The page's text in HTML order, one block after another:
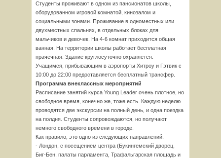
Студенты проживают в одном из пансионатов школы,
оборудованном игровой комнатой, кинозалом и
социальными зонами. Проживание в одноместных или
двухместных спальнях, в отдельных блоках для
мальчиков и девочек. На 4-6 комнат приходится общая
ванная. На территории школы работает бесплатная
прачечная. Здание круглосуточно охраняется.
Учащимся, прибывающим в аэропорты Хитроу и Гэтвик с
10:00 до 22:00 предоставляется бесплатный трансфер.
Программа внеклассных мероприятий
Расписание занятий курса Young Leader очень плотное, но
свободное время, конечно же, тоже есть. Каждую неделю
проводятся две экскурсии на полный день, и одна поездка
на полдня. Студенты сопровождаются, но получают
немного свободного времени в городе.
Как правило, это одно из следующих направлений:
- Лондон, с посещением центра (Букингемский дворец,
Биг-Бен, палаты парламента, Трафальгарская площадь и